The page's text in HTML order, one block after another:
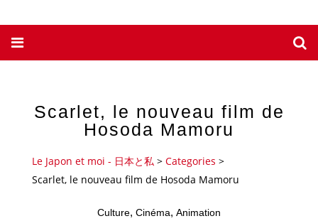
Scarlet, le nouveau film de
Hosoda Mamoru
Le Japon et moi - 日本と私 > Categories >
Scarlet, le nouveau film de Hosoda Mamoru
Culture, Cinéma, Animation